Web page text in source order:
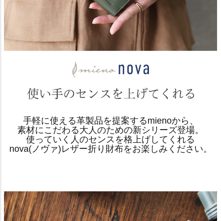
手軽に使える革製品を提案するmienoから、
素材にこだわる大人のための新シリーズ登場。
使っていく人のセンスを格上げしてくれる
nova(ノヴァ)レザー折り財布をお楽しみください。